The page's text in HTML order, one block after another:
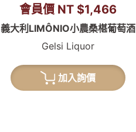
會員價 NT $1,466
義大利LIMÔNIO小農桑椹葡萄酒
Gelsi Liquor
加入詢價